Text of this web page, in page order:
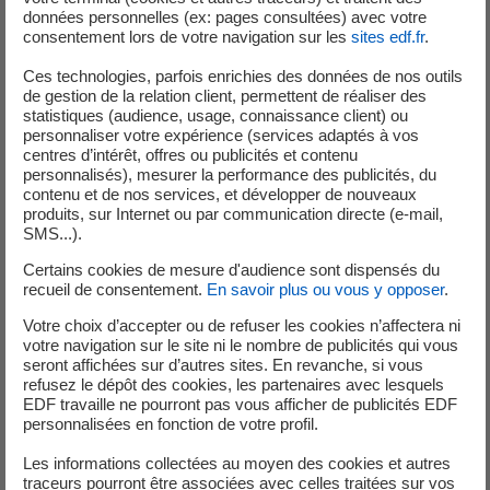
Vous vous appropriez les contrats de prestation des
entreprises auxquelles vous faites appel pour
réaliser ces travaux, vous préparez les étapes des
interventions en tenant compte des contraintes de
planification (arrêt de tranche par exemple) et des
exigences de sûreté, de sécurité, de radioprotection,
d'environnement et de qualité.
Vous lancez et surveillez la réalisation des activités
des entreprises prestataires dans le respect des
de l'environnement et délais.
des travaux et informez l’exploitant des potentiels
impacts sur son activité.
Vous gérez au quotidien les éventuels aléas
survenant sur votre affaire.
Vous rédigez les comptes rendus des analyses de
risques et collectez la documentation contractuelle
données personnelles (ex: pages consultées) avec votre
consentement lors de votre navigation sur les sites edf.fr.
Ces technologies, parfois enrichies des données de nos outils
de gestion de la relation client, permettent de réaliser des
statistiques (audience, usage, connaissance client) ou
personnaliser votre expérience (services adaptés à vos
centres d’intérêt, offres ou publicités et contenu
personnalisés), mesurer la performance des publicités, du
contenu et de nos services, et développer de nouveaux
produits, sur Internet ou par communication directe (e-mail,
SMS...).
Certains cookies de mesure d'audience sont dispensés du
recueil de consentement. En savoir plus ou vous y opposer.
Votre choix d’accepter ou de refuser les cookies n’affectera ni
votre navigation sur le site ni le nombre de publicités qui vous
seront affichées sur d’autres sites. En revanche, si vous
refusez le dépôt des cookies, les partenaires avec lesquels
EDF travaille ne pourront pas vous afficher de publicités EDF
personnalisées en fonction de votre profil.
Les informations collectées au moyen des cookies et autres
traceurs pourront être associées avec celles traitées sur vos